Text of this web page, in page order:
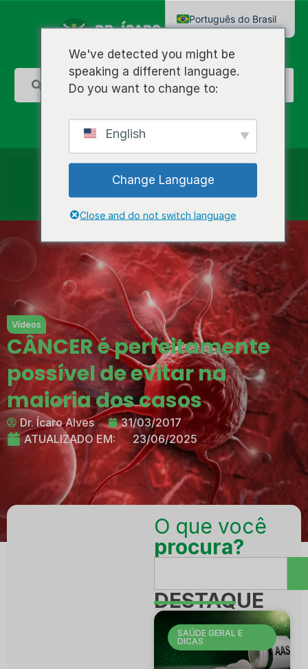
Vídeos
CÂNCER é perfeitamente
possível de evitar na
maioria dos casos
Dr. Ícaro Alves
31/03/2017
ATUALIZADO EM:
23/06/2025
O que você
procura?
DESTAQUE
SAÚDE GERAL E
DICAS
We've detected you might be
speaking a different language.
Do you want to change to:
English
Change Language
Close and do not switch language
Português do Brasil